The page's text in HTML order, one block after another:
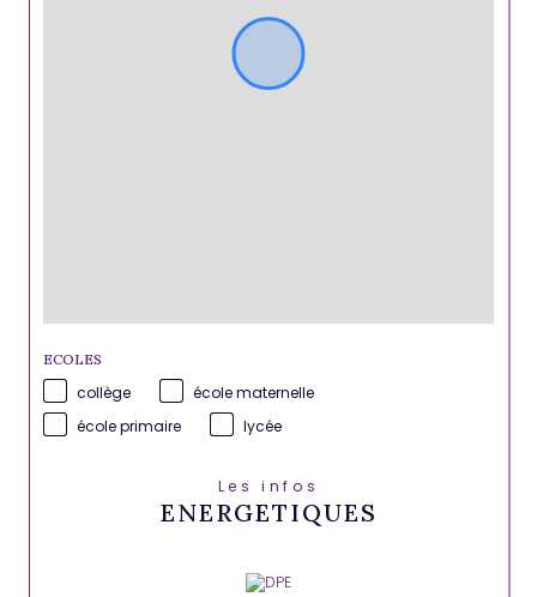
ECOLES
collège
école maternelle
école primaire
lycée
Les infos
ENERGETIQUES